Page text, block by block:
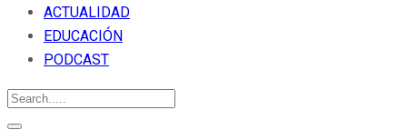
ACTUALIDAD
EDUCACIÓN
PODCAST